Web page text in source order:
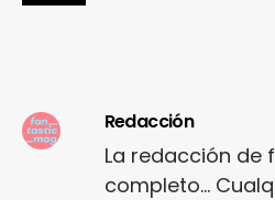
Redacción
La redacción de
completo...